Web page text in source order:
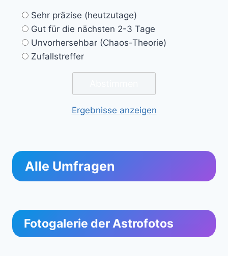
Sehr präzise (heutzutage)
Gut für die nächsten 2-3 Tage
Unvorhersehbar (Chaos-Theorie)
Zufallstreffer
Ergebnisse anzeigen
Alle Umfragen
Fotogalerie der Astrofotos